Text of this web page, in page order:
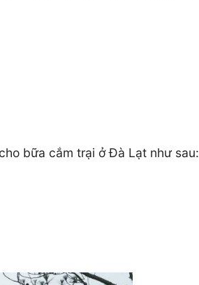
bữa cắm trại ở Đà Lạt như sau: